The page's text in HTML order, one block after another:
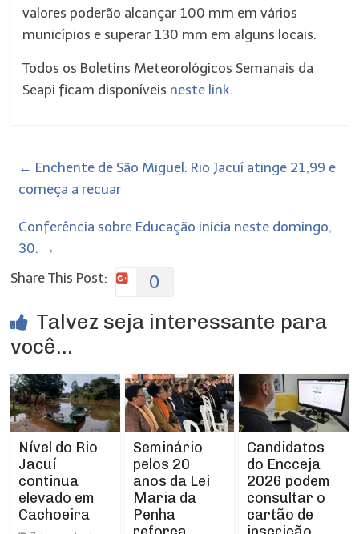
valores poderão alcançar 100 mm em vários
municípios e superar 130 mm em alguns locais.
Todos os Boletins Meteorológicos Semanais da
Seapi ficam disponíveis neste link.
← Enchente de São Miguel: Rio Jacuí atinge 21,99 e
começa a recuar
Conferência sobre Educação inicia neste domingo,
30. →
Share This Post:
0
Talvez seja interessante para
você...
Nível do Rio
Jacuí
continua
elevado em
Cachoeira
Seminário
pelos 20
anos da Lei
Maria da
Penha
Candidatos
do Encceja
2026 podem
consultar o
cartão de